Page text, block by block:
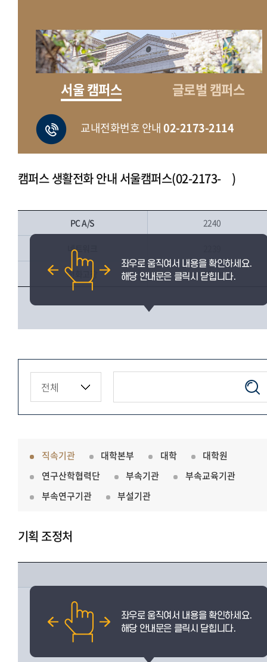
서울 캠퍼스 글로벌 캠퍼스
교내전화번호 안내02-2173-2114
캠퍼스 생활전화 안내 서울캠퍼스(02-2173- )
PC A/S 2240
네트워크
전화고장 3299
직속기관 대학본부 대학
대학원
연구산학협력단
부속기관
부속교육기관
부속연구기관
부설기관
기획 조정처
전략기획팀